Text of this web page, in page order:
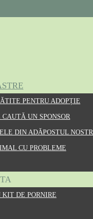
PENTRU ADOPȚIE
UN SPONSOR
DIN ADĂPOSTUL
CU PROBLEME
DE PORNIRE